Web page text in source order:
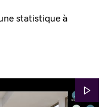
statistique à